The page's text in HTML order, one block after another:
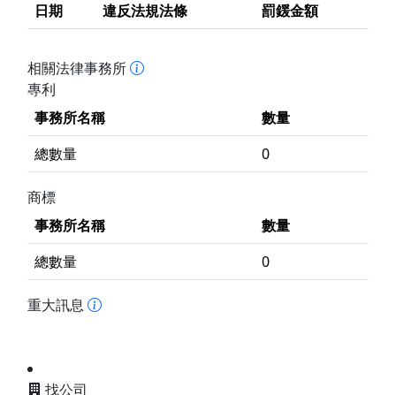
日期
違反法規法條 罰鍰金額
相關法律事務所
專利
事務所名稱
數量
總數量
0
商標
事務所名稱
數量
總數量
0
重大訊息
找公司